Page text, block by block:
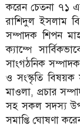
করেন চেতনা ৭১
রাশিদুল ইসলাম
সম্পাদক শিপন
ক্যাম্পে
সাংগঠনিক
ও সংস্কৃতি বিষয়ক
মাওলা, প্রচার
সহ সকল সদস্য
সমাপ্তি ঘোষণা